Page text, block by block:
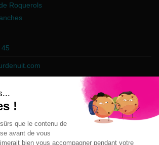
Roquerols
von Gesellschaft für Garantierte Bewertungen,